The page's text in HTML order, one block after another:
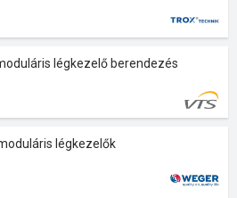
légkezelő berendezés
légkezelők